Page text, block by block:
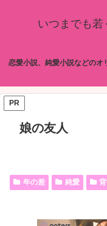
いつまでも若
恋愛小説、純愛小説などのオ
PR
娘の友人
年の差 純愛